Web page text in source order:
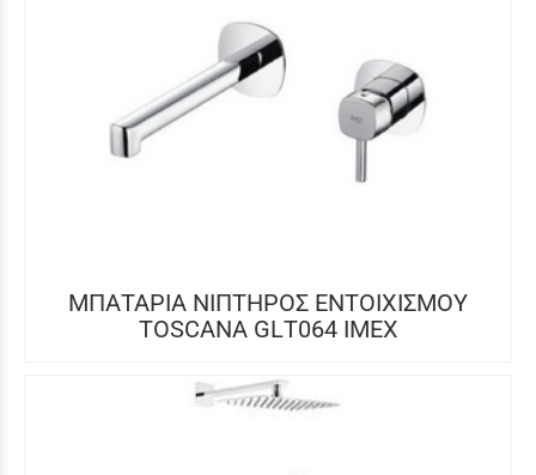
ΜΠΑΤΑΡΙΑ ΝΙΠΤΗΡΟΣ ΕΝΤΟΙΧΙΣΜΟΥ
TOSCANA GLΤ064 IMEX